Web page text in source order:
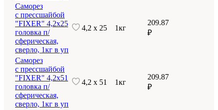
Саморез
с прессшайбой
"FIXER" 4,2х25
головка п/
сферическая,
сверло, 1кг в уп
4,2 х 25 1кг
209.87
₽
Саморез
с прессшайбой
"FIXER" 4,2х51
головка п/
сферическая,
сверло, 1кг в уп
4,2 х 51 1кг
209.87
₽